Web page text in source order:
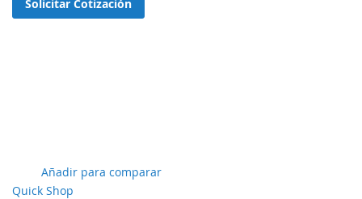
lista
Solicitar Cotización
Añadir
a
Añadir para comparar
Quick Shop